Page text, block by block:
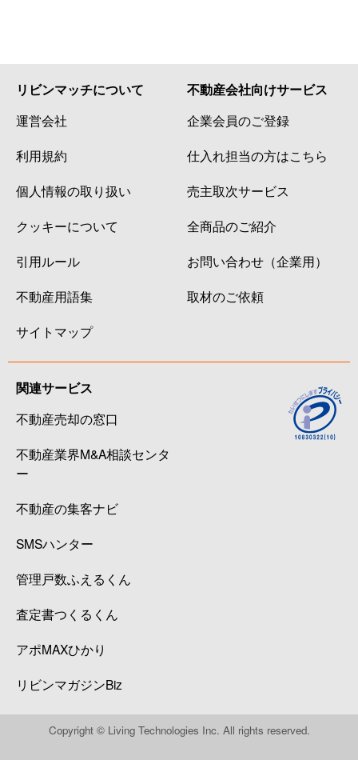
リビンマッチについて
運営会社
利用規約
個人情報の取り扱い
クッキーについて
引用ルール
不動産用語集
サイトマップ
不動産会社向けサービス
企業会員のご登録
仕入れ担当の方はこちら
売主取次サービス
全商品のご紹介
お問い合わせ（企業用）
取材のご依頼
関連サービス
不動産売却の窓口
不動産業界M&A相談センタ
ー
不動産の集客ナビ
SMSハンター
管理戸数ふえるくん
査定書つくるくん
アポMAXひかり
リビンマガジンBiz
Copyright © Living Technologies Inc. All rights reserved.